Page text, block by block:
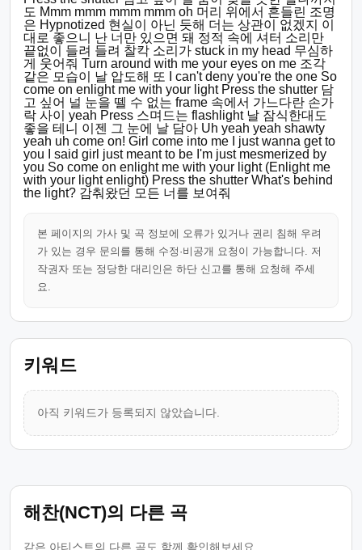
도 Mmm mmm mmm mmm oh 머리 위에서 흔들린 조명
은 Hypnotized 현실이 아닌 듯해 더는 상관이 없겠지 이
대로 좋으니 난 너만 있으면 돼 정적 속에 셔터 소리만
끝없이 들려 들려 찰칵 소리가 stuck in my head 무심하
게 웃어줘 Turn around with me your eyes on me 조각
같은 모습이 날 압도해 또 I can't deny you're the one So
come on enlight me with your light Press the shutter 담
고 싶어 널 눈을 뗄 수 없는 frame 속에서 가느다란 손가
락 사이 yeah Press 스며드는 flashlight 날 잠식한대도
좋을 테니 이젠 그 눈에 날 담아 Uh yeah yeah shawty
yeah uh come on! Girl come into me I just wanna get to
you I said girl just meant to be I'm just mesmerized by
you So come on enlight me with your light (Enlight me
with your light enlight) Press the shutter What's behind
the light? 감춰왔던 모든 너를 보여줘
본 페이지의 가사 및 곡 정보에 오류가 있거나 권리 침해 우려
가 있는 경우 문의를 통해 수정·비공개 요청이 가능합니다. 저
작권자 또는 정당한 대리인은 하단 신고를 통해 요청해 주세
요.
키워드
아직 키워드가 등록되지 않았습니다.
해찬(NCT)의 다른 곡
같은 아티스트의 다른 곡도 함께 확인해보세요.